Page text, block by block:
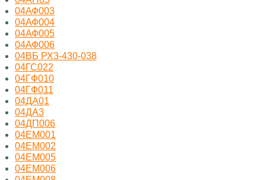
04АФ003
04АФ004
04АФ005
04АФ006
04ВБ РХ3-430-038
04ГС022
04ГФ010
04ГФ011
04ДА01
04ДА3
04ДП006
04ЕМ001
04ЕМ002
04ЕМ005
04ЕМ006